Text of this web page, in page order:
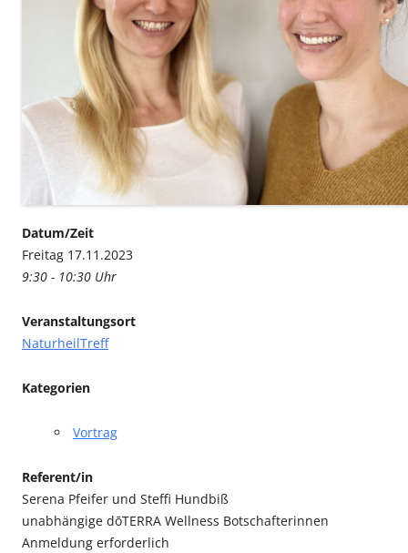
Datum/Zeit
Freitag 17.11.2023
9:30 - 10:30 Uhr
Veranstaltungsort
NaturheilTreff
Kategorien
Vortrag
Referent/in
Serena Pfeifer und Steffi Hundbiß
unabhängige dōTERRA Wellness Botschafterinnen
Anmeldung erforderlich